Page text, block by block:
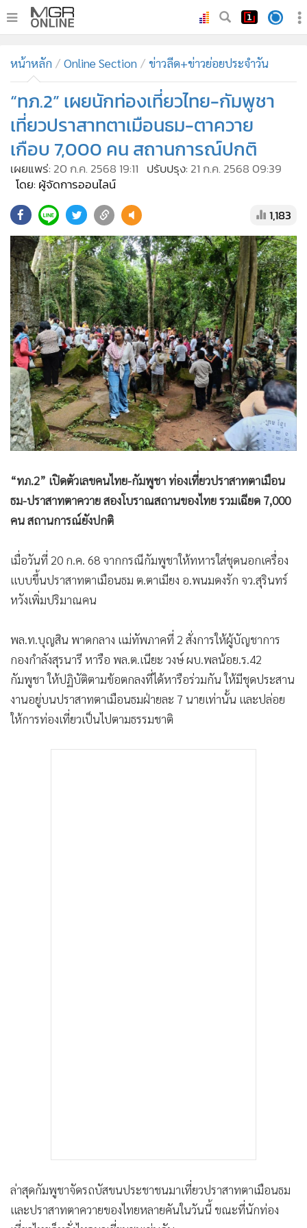
ทันเหตุการณ์
• ภาคใต้
ภูมิภาค
Online Section
• บันเทิง
ผู้จัดการรายวัน
• ละคร
• CbizReview
• Cyber BIZ
• ผู้จัดกวน
• Good health & Well-being
• Green Innovation & SD
• Management & HR
• MGR Live
• Infographic
• การเมือง
• ท่องเที่ยว
• กีฬา
• ต่างประเทศ
• Special Scoop
• เศรษฐกิจ-ธุรกิจ
• ชุมชน-คุณภาพชีวิต
• อาชญากรรม
• Motoring
• วิทยาศาสตร์
• SMEs
หุ้น
• อินโดจีน
Celeb Online
หน้าหลัก Online Section ข่าวลีด+ข่าวย่อยประจำวัน
“ทภ.2” เผยนักท่องเที่ยวไทย-กัมพูชา
เที่ยวปราสาทตาเมือนธม-ตาควาย
เกือบ 7,000 คน สถานการณ์ปกติ
เผยแพร่: 20 ก.ค. 2568 19:11 ปรับปรุง: 21 ก.ค. 2568 09:39
โดย: ผู้จัดการออนไลน์
1,183
“ทภ.2” เปิดตัวเลขคนไทย-กัมพูชา ท่องเที่ยวปราสาทตาเมือน
ธม-ปราสาทตาควาย สองโบราณสถานของไทย รวมเฉียด 7,000
คน สถานการณ์ยังปกติ
เมื่อวันที่ 20 ก.ค. 68 จากกรณีกัมพูชาให้ทหารใส่ชุดนอกเครื่อง
แบบขึ้นปราสาทตาเมือนธม ต.ตาเมียง อ.พนมดงรัก จว.สุรินทร์
หวังเพิ่มปริมาณคน
พล.ท.บุญสิน พาดกลาง แม่ทัพภาคที่ 2 สั่งการให้ผู้บัญชาการ
กองกำลังสุรนารี หารือ พล.ต.เนียะ วงษ์ ผบ.พลน้อย.ร.42
กัมพูชา ให้ปฏิบัติตามข้อตกลงที่ได้หารือร่วมกัน ให้มีชุดประสาน
งานอยู่บนปราสาทตาเมือนธมฝ่ายละ 7 นายเท่านั้น และปล่อย
ให้การท่องเที่ยวเป็นไปตามธรรมชาติ
ล่าสุดกัมพูชาจัดรถบัสขนประชาชนมาเที่ยวปราสาทตาเมือนธม
และปราสาทตาควายของไทยหลายคันในวันนี้ ขณะที่นักท่อง